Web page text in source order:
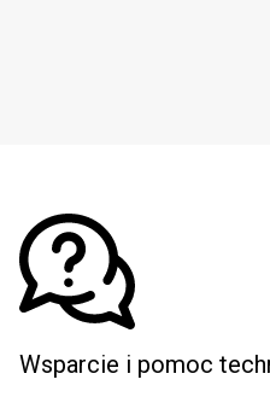
Wsparcie i pomoc